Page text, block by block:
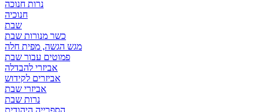
נרות חנוכה
חנוכיה
שבת
כשר מנורות שבת
מגש הגשה, מפית חלה
פמוטים עבור שבת
אביזרי להבדלה
אביזרים לקידוש
אביזרי שבת
נרות שבת
הספרייה היהודית